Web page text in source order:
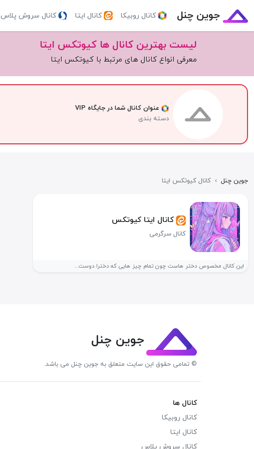
جوین چنل کانال روبیکا کانال ایتا کانال سروش پلاس
لیست بهترین کانال ها کیوتکس ایتا
معرفی انواع کانال های مرتبط با کیوتکس ایتا
عنوان کانال شما در جایگاه VIP
دسته بندی
جوین چنل › کانال کیوتکس ایتا
کانال ایتا کیوتکس
کانال سرگرمی
این کانال مخصوص دختر هاست چون تمام چیز هایی که دخترا دوست...
جوین چنل
© تمامی حقوق این سایت متعلق به جوین چنل می باشد.
کانال ها
کانال روبیکا
کانال ایتا
کانال سروش پلاس